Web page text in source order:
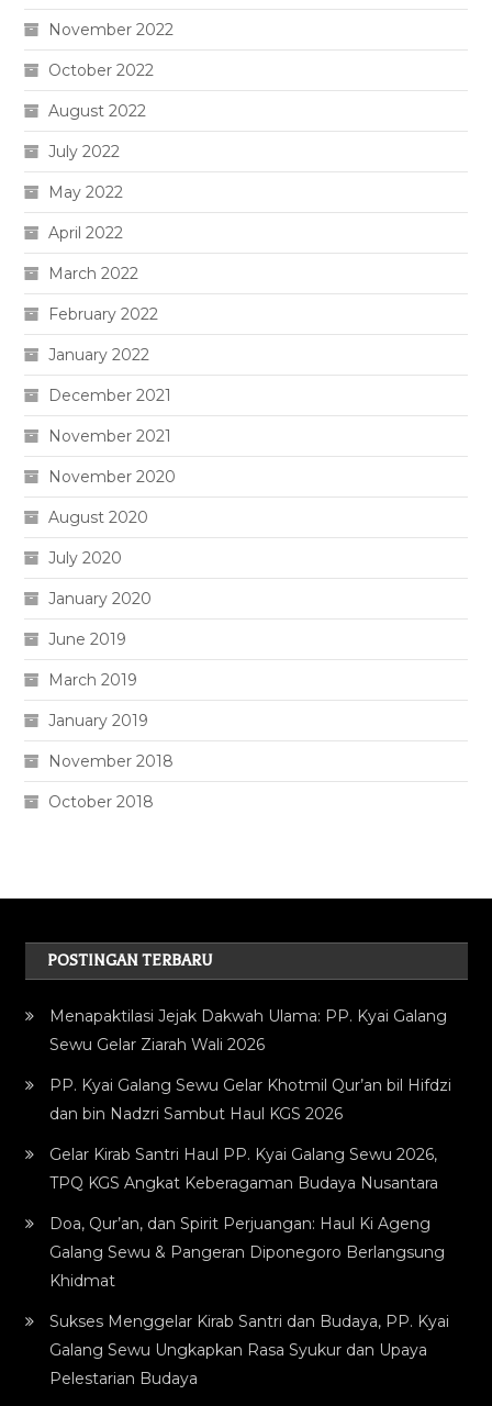
November 2022
October 2022
August 2022
July 2022
May 2022
April 2022
March 2022
February 2022
January 2022
December 2021
November 2021
November 2020
August 2020
July 2020
January 2020
June 2019
March 2019
January 2019
November 2018
October 2018
POSTINGAN TERBARU
Menapaktilasi Jejak Dakwah Ulama: PP. Kyai Galang
Sewu Gelar Ziarah Wali 2026
PP. Kyai Galang Sewu Gelar Khotmil Qur’an bil Hifdzi
dan bin Nadzri Sambut Haul KGS 2026
Gelar Kirab Santri Haul PP. Kyai Galang Sewu 2026,
TPQ KGS Angkat Keberagaman Budaya Nusantara
Doa, Qur’an, dan Spirit Perjuangan: Haul Ki Ageng
Galang Sewu & Pangeran Diponegoro Berlangsung
Khidmat
Sukses Menggelar Kirab Santri dan Budaya, PP. Kyai
Galang Sewu Ungkapkan Rasa Syukur dan Upaya
Pelestarian Budaya